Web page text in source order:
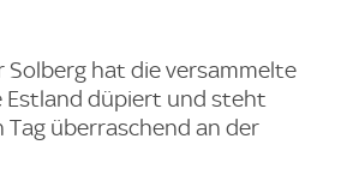
hat die versammelte
Estland düpiert und steht
Tag überraschend an der